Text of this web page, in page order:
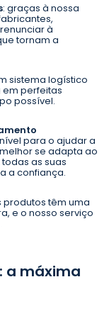
: graças à nossa
à
tornam a
sistema logístico
perfeitas
possível.
para o ajudar a
se adapta ao
as suas
a confiança.
produtos têm uma
e o nosso serviço
a máxima